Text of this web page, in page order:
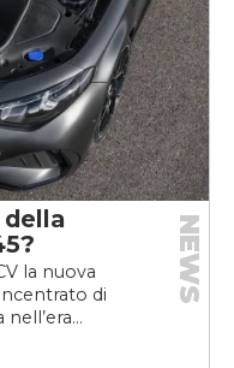
la nuova
di
NEWS